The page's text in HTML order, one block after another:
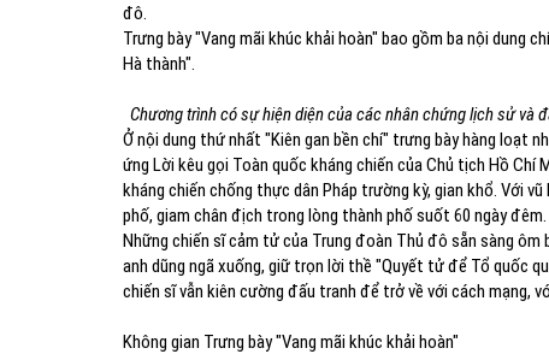
đô.
Trưng bày "Vang mãi khúc khải hoàn" bao gồm ba nội dung
Hà thành".
Chương trình có sự hiện diện của các nhân chứng lịch sử và
Ở nội dung thứ nhất "Kiên gan bền chí" trưng bày hàng loạt
ứng Lời kêu gọi Toàn quốc kháng chiến của Chủ tịch Hồ Chí
kháng chiến chống thực dân Pháp trường kỳ, gian khổ. Với
phố, giam chân địch trong lòng thành phố suốt 60 ngày đêm.
Những chiến sĩ cảm tử của Trung đoàn Thủ đô sẵn sàng
anh dũng ngã xuống, giữ trọn lời thề "Quyết tử để Tổ quốc
chiến sĩ vẫn kiên cường đấu tranh để trở về với cách mạng,
Không gian Trưng bày "Vang mãi khúc khải hoàn"